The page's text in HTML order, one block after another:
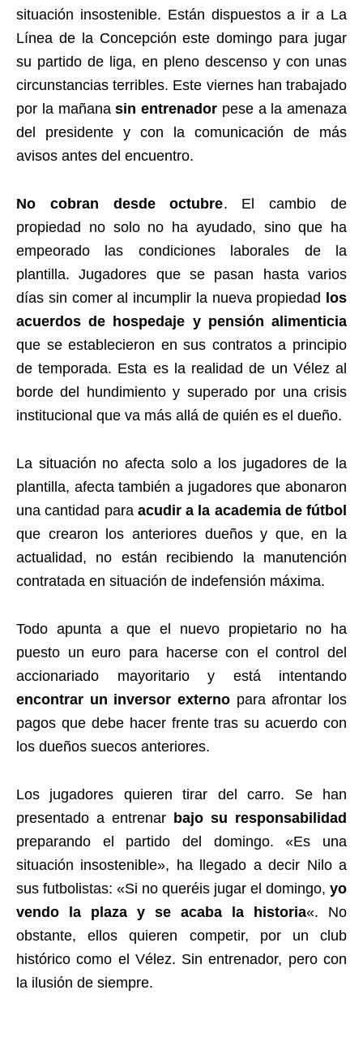
situación insostenible. Están dispuestos a ir a La
Línea de la Concepción este domingo para jugar
su partido de liga, en pleno descenso y con unas
circunstancias terribles. Este viernes han trabajado
por la mañanasin entrenador pese a la amenaza
del presidente y con la comunicación de más
avisos antes del encuentro.
No cobran desde octubre. El cambio de
propiedad no solo no ha ayudado, sino que ha
empeorado las condiciones laborales de la
plantilla. Jugadores que se pasan hasta varios
días sin comer al incumplir la nueva propiedad
los
acuerdos de hospedaje y pensión alimenticia
que se establecieron en sus contratos a principio
de temporada. Esta es la realidad de un Vélez al
borde del hundimiento y superado por una crisis
institucional que va más allá de quién es el dueño.
La situación no afecta solo a los jugadores de la
plantilla, afecta también a jugadores que abonaron
una cantidad para acudir a la academia de fútbol
que crearon los anteriores dueños y que, en la
actualidad, no están recibiendo la manutención
contratada en situación de indefensión máxima.
Todo apunta a que el nuevo propietario no ha
puesto un euro para hacerse con el control del
accionariado mayoritario y está intentando
encontrar un inversor externo para afrontar los
pagos que debe hacer frente tras su acuerdo con
los dueños suecos anteriores.
Los jugadores quieren tirar del carro. Se han
presentado a entrenar bajo su responsabilidad
preparando el partido del domingo. «Es una
situación insostenible», ha llegado a decir Nilo a
sus futbolistas: «Si no queréis jugar el domingo, yo
vendo la plaza y se acaba la historia«. No
obstante, ellos quieren competir, por un club
histórico como el Vélez. Sin entrenador, pero con
la ilusión de siempre.